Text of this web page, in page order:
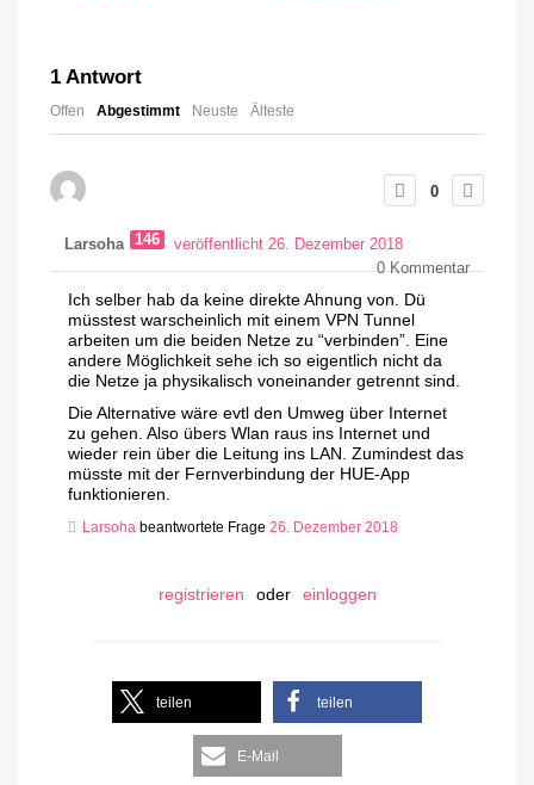
1 Antwort
Offen Abgestimmt Neuste Älteste
0
Larsoha 146
veröffentlicht 26. Dezember 2018
0Kommentar
Ich selber hab da keine direkte Ahnung von. Dü
müsstest warscheinlich mit einem VPN Tunnel
arbeiten um die beiden Netze zu “verbinden”. Eine
andere Möglichkeit sehe ich so eigentlich nicht da
die Netze ja physikalisch voneinander getrennt sind.
Die Alternative wäre evtl den Umweg über Internet
zu gehen. Also übers Wlan raus ins Internet und
wieder rein über die Leitung ins LAN. Zumindest das
müsste mit der Fernverbindung der HUE-App
funktionieren.
Larsoha beantwortete Frage 26. Dezember 2018
registrieren oder einloggen
teilen teilen
E-Mail